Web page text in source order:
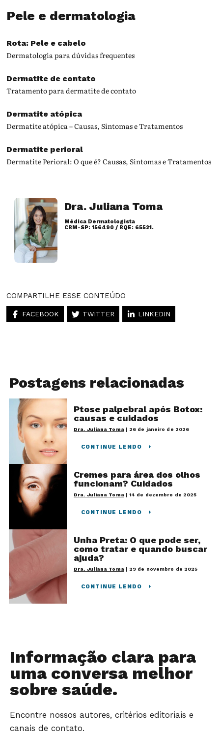
Pele e dermatologia
Rota: Pele e cabelo
Dermatologia para dúvidas frequentes
Dermatite de contato
Tratamento para dermatite de contato
Dermatite atópica
Dermatite atópica – Causas, Sintomas e Tratamentos
Dermatite perioral
Dermatite Perioral: O que é? Causas, Sintomas e Tratamentos
Dra. Juliana Toma
Médica Dermatologista
CRM-SP: 156490 / RQE: 65521.
COMPARTILHE ESSE CONTEÚDO
FACEBOOK TWITTER LINKEDIN
Postagens relacionadas
Ptose palpebral após Botox:
causas e cuidados
Dra. Juliana Toma| 26 de janeiro de 2026
CONTINUE LENDO
Cremes para área dos olhos
funcionam? Cuidados
Dra. Juliana Toma|14 de dezembro de 2025
CONTINUE LENDO
Unha Preta: O que pode ser,
como tratar e quando buscar
ajuda?
Dra. Juliana Toma| 29 de novembro de 2025
CONTINUE LENDO
Informação clara para
uma conversa melhor
sobre saúde.
Encontre nossos autores, critérios editoriais e
canais de contato.